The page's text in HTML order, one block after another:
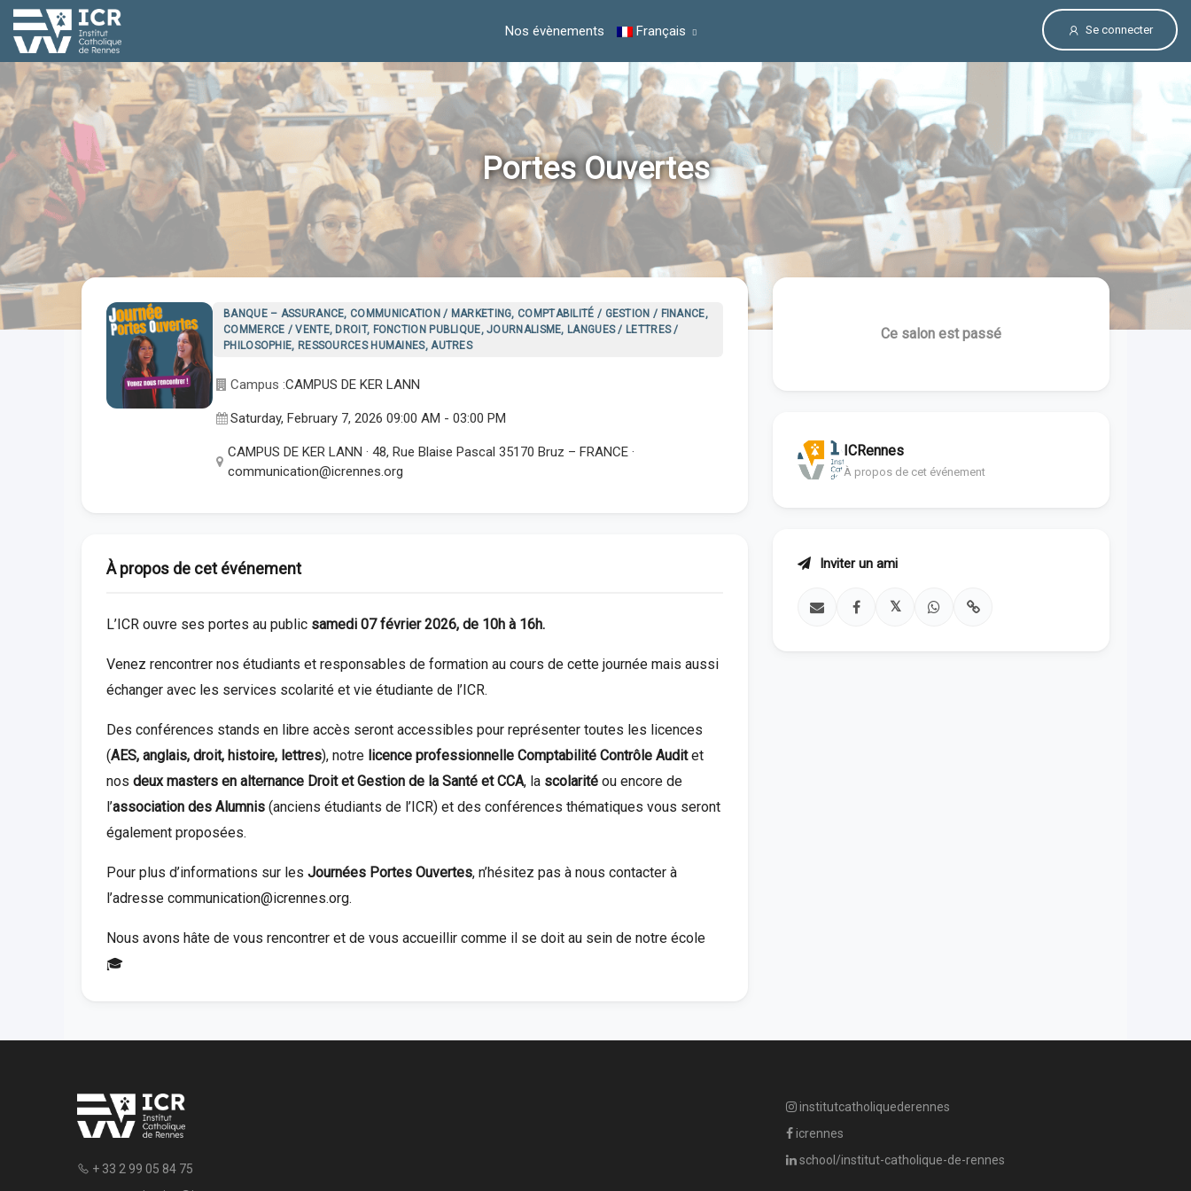
Nos évènements Français Se connecter
Portes Ouvertes
BANQUE – ASSURANCE, COMMUNICATION / MARKETING, COMPTABILITÉ / GESTION / FINANCE,
COMMERCE / VENTE, DROIT, FONCTION PUBLIQUE, JOURNALISME, LANGUES / LETTRES /
PHILOSOPHIE, RESSOURCES HUMAINES, AUTRES
Campus :CAMPUS DE KER LANN
Saturday, February 7, 2026 09:00 AM - 03:00 PM
CAMPUS DE KER LANN · 48, Rue Blaise Pascal 35170 Bruz – FRANCE ·
communication@icrennes.org
À propos de cet événement
L’ICR ouvre ses portes au public samedi 07 février 2026, de 10h à 16h.
Venez rencontrer nos étudiants et responsables de formation au cours de cette journée mais aussi
échanger avec les services scolarité et vie étudiante de l’ICR.
Des conférences stands en libre accès seront accessibles pour représenter toutes les licences
(AES, anglais, droit, histoire, lettres), notre licence professionnelle Comptabilité Contrôle Auditet
nos deux masters en alternance Droit et Gestion de la Santé et CCA, la scolarité ou encore de
l’association des Alumnis (anciens étudiants de l’ICR) et des conférences thématiques vous seront
également proposées.
Pour plus d’informations sur les Journées Portes Ouvertes, n’hésitez pas à nous contacter à
l’adresse communication@icrennes.org.
Nous avons hâte de vous rencontrer et de vous accueillir comme il se doit au sein de notre école
🎓
Ce salon est passé
ICRennes
À propos de cet événement
Inviter un ami
𝕏
+ 33 2 99 05 84 75
institutcatholiquederennes
icrennes
school/institut-catholique-de-rennes